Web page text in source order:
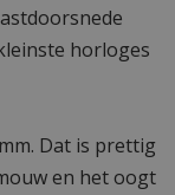
horloges
Dat is prettig
en het oogt